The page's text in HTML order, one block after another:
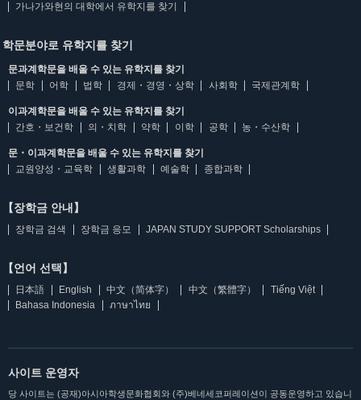
가나가와현의 대학에서 유학지를 찾기
학문분야로 유학지를 찾기
문과계학문을 배울 수 있는 유학지를 찾기
문학
어학 법학 경제・경영・상학 사회학 국제관계학
이과계학문을 배울 수 있는 유학지를 찾기
간호・보건학
의・치학 약학 이학 공학 농・수산학
문・이과계학문을 배울 수 있는 유학지를 찾기
교원양성・교육학
생활과학 예술학 종합과학
【장학금 안내】
장학금 검색 장학금 응모 JAPAN STUDY SUPPORT Scholarships
【언어 선택】
日本語 English 中文（简体字） 中文（繁體字）
Tiếng Việt
Bahasa Indonesia
ภาษาไทย
사이트 운영자
당 사이트는 (공재)아시아학생문화협회와 (주)베네세코퍼레이션이 공동운영하고 있습니